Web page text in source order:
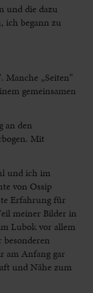
und die dazu
ich begann zu
Manche „Seiten“
gemeinsamen
an den
Mit
und ich im
von Ossip
Erfahrung für
meiner Bilder in
Lubok vor allem
am Anfang gar
und Nähe zum